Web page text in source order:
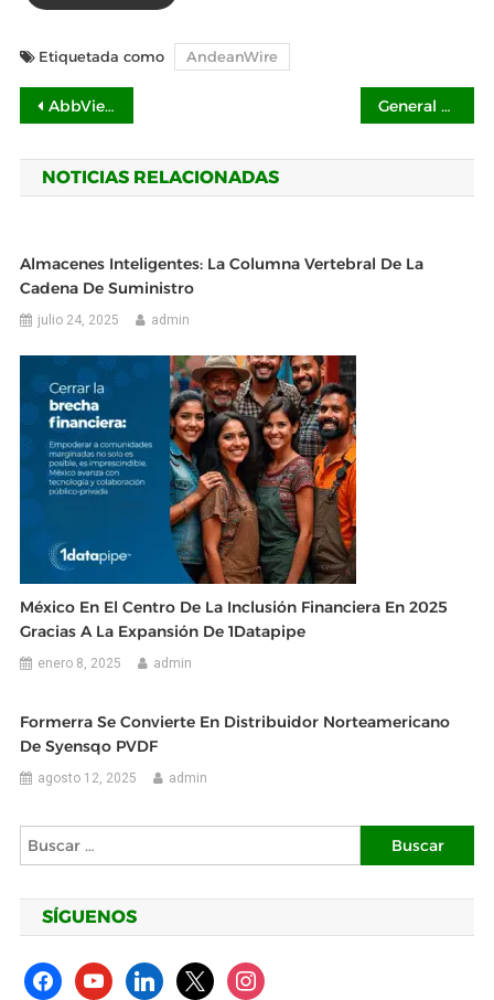
Etiquetada como AndeanWire
Navegación
de
entradas
AbbVie México inicia un nuevo capítulo General Atomics presenta Quadratix Software Enterprise
NOTICIAS RELACIONADAS
Almacenes Inteligentes: La Columna Vertebral De La
Cadena De Suministro
julio 24, 2025 admin
México En El Centro De La Inclusión Financiera En 2025
Gracias A La Expansión De 1Datapipe
enero 8, 2025 admin
Formerra Se Convierte En Distribuidor Norteamericano
De Syensqo PVDF
agosto 12, 2025 admin
Buscar:
SÍGUENOS
facebookyoutubelinkedin
x instagram